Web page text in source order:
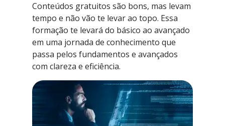
Conteúdos gratuitos são bons, mas levam
tempo e não vão te levar ao topo. Essa
formação te levará do básico ao avançado
em uma jornada de conhecimento que
passa pelos fundamentos e avançados
com clareza e eficiência.